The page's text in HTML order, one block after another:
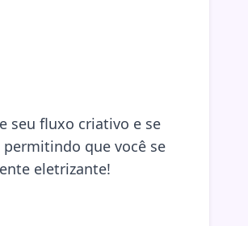
seu fluxo criativo e se
que você se
eletrizante!